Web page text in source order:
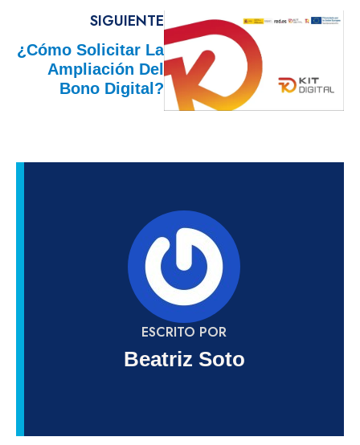
SIGUIENTE
¿Cómo Solicitar La
Ampliación Del
Bono Digital?
ESCRITO POR
Beatriz Soto